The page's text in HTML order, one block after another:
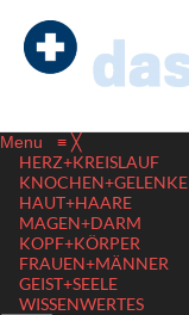
Menu ≡ ╳
HERZ+KREISLAUF
KNOCHEN+GELENKE
HAUT+HAARE
MAGEN+DARM
KOPF+KÖRPER
FRAUEN+MÄNNER
GEIST+SEELE
WISSENWERTES